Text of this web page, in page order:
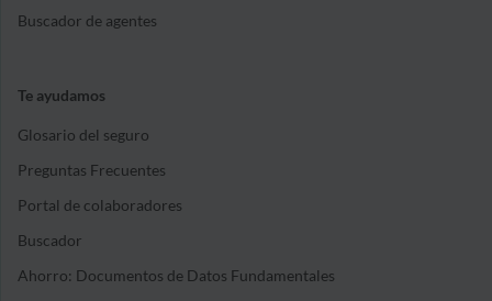
Buscador de agentes
Te ayudamos
Glosario del seguro
Preguntas Frecuentes
Portal de colaboradores
Buscador
Ahorro: Documentos de Datos Fundamentales